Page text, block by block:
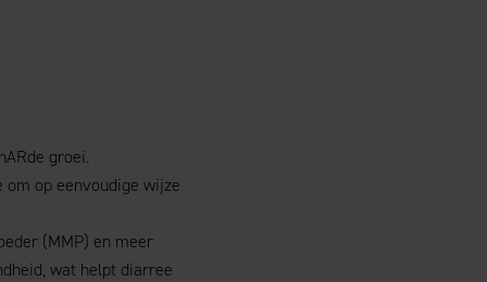
groei.
op eenvoudige wijze
(MMP) en meer
wat helpt diarree